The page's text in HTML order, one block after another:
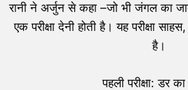
रानी ने अर्जुन से कहा –जो भी जंगल का
एक परीक्षा देनी होती है। यह परीक्षा
है।
पहली परीक्षा: डर